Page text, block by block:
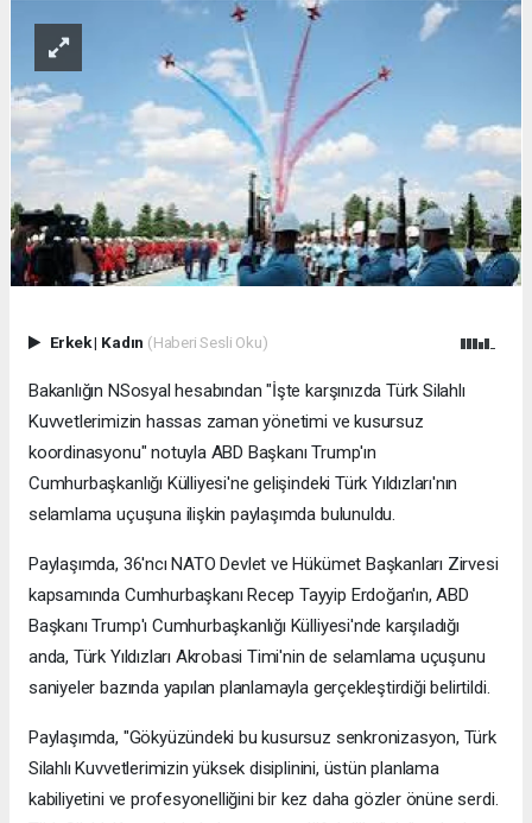
Erkek| Kadın (Haberi Sesli Oku)
Bakanlığın NSosyal hesabından "İşte karşınızda Türk Silahlı
Kuvvetlerimizin hassas zaman yönetimi ve kusursuz
koordinasyonu" notuyla ABD Başkanı Trump'ın
Cumhurbaşkanlığı Külliyesi'ne gelişindeki Türk Yıldızları'nın
selamlama uçuşuna ilişkin paylaşımda bulunuldu.
Paylaşımda, 36'ncı NATO Devlet ve Hükümet Başkanları Zirvesi
kapsamında Cumhurbaşkanı Recep Tayyip Erdoğan'ın, ABD
Başkanı Trump'ı Cumhurbaşkanlığı Külliyesi'nde karşıladığı
anda, Türk Yıldızları Akrobasi Timi'nin de selamlama uçuşunu
saniyeler bazında yapılan planlamayla gerçekleştirdiği belirtildi.
Paylaşımda, "Gökyüzündeki bu kusursuz senkronizasyon, Türk
Silahlı Kuvvetlerimizin yüksek disiplinini, üstün planlama
kabiliyetini ve profesyonelliğini bir kez daha gözler önüne serdi.